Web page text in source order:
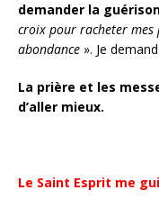
demander la
croix pour racheter mes
abondance ». Je
La prière et les
d’aller mieux.
Le Saint Esprit me